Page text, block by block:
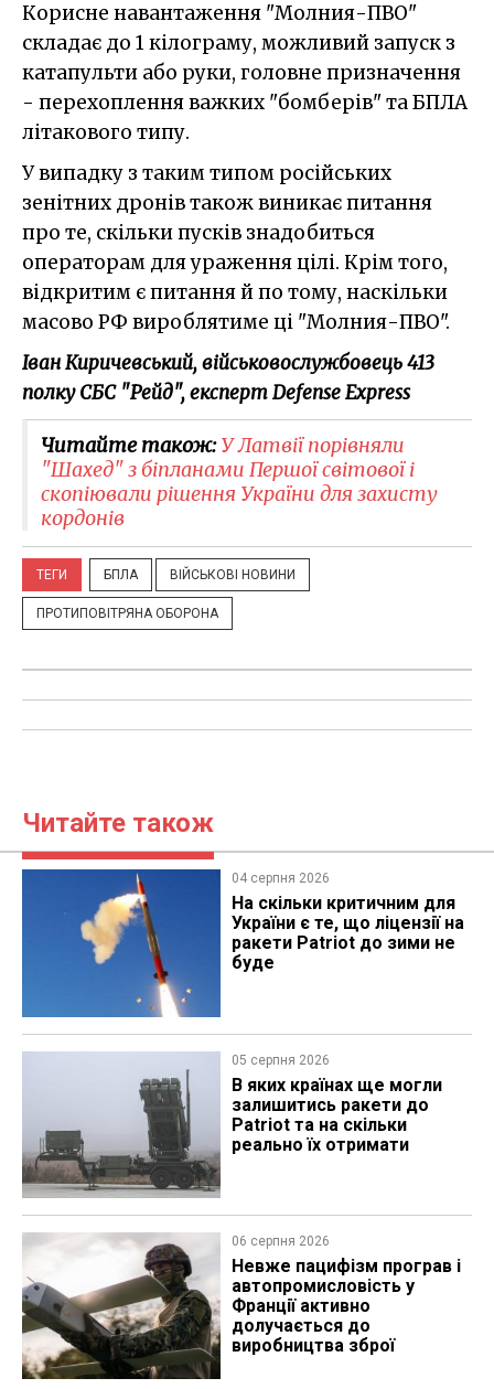
Корисне навантаження "Молния-ПВО"
складає до 1 кілограму, можливий запуск з
катапульти або руки, головне призначення
- перехоплення важких "бомберів" та БПЛА
літакового типу.
У випадку з таким типом російських
зенітних дронів також виникає питання
про те, скільки пусків знадобиться
операторам для ураження цілі. Крім того,
відкритим є питання й по тому, наскільки
масово РФ вироблятиме ці "Молния-ПВО".
Іван Киричевський, військовослужбовець 413
полку СБС "Рейд", експерт Defense Express
Читайте також:У Латвії порівняли
"Шахед" з біпланами Першої світової і
скопіювали рішення України для захисту
кордонів
ТЕГИ БПЛА ВІЙСЬКОВІ НОВИНИ
ПРОТИПОВІТРЯНА ОБОРОНА
Читайте також
04 серпня 2026
На скільки критичним для
України є те, що ліцензії на
ракети Patriot до зими не
буде
05 серпня 2026
В яких країнах ще могли
залишитись ракети до
Patriot та на скільки
реально їх отримати
06 серпня 2026
Невже пацифізм програв і
автопромисловість у
Франції активно
долучається до
виробництва зброї